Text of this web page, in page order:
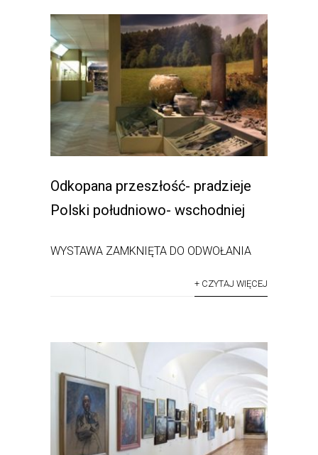
Odkopana przeszłość- pradzieje
Polski południowo- wschodniej
WYSTAWA ZAMKNIĘTA DO ODWOŁANIA
+ CZYTAJ WIĘCEJ